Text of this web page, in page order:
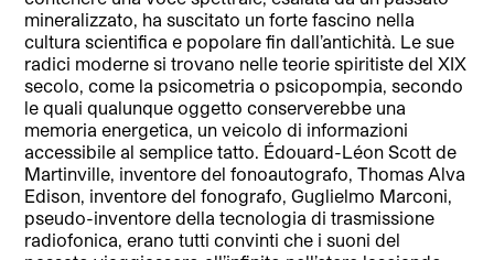
mineralizzato, ha suscitato un forte fascino nella
cultura scientifica e popolare fin dall’antichità. Le sue
radici moderne si trovano nelle teorie spiritiste del XIX
secolo, come la psicometria o psicopompia, secondo
le quali qualunque oggetto conserverebbe una
memoria energetica, un veicolo di informazioni
accessibile al semplice tatto. Édouard-Léon Scott de
Martinville, inventore del fonoautografo, Thomas Alva
Edison, inventore del fonografo, Guglielmo Marconi,
pseudo-inventore della tecnologia di trasmissione
radiofonica, erano tutti convinti che i suoni del